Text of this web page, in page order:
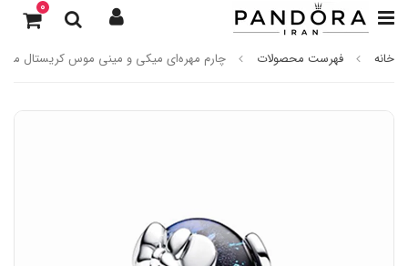
0
خانه فهرست محصولات چارم مهره‌ای میکی و مینی موس کریستال